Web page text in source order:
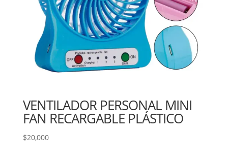
VENTILADOR PERSONAL MINI
FAN RECARGABLE PLÁSTICO
$20,000